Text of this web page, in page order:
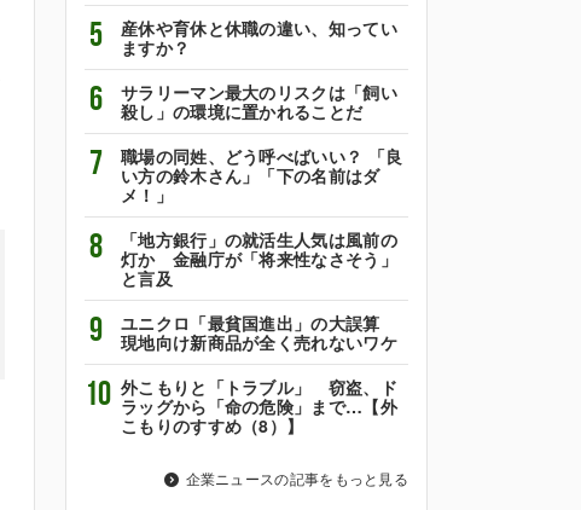
5
産休や育休と休職の違い、知ってい
ますか？
6
サラリーマン最大のリスクは「飼い
殺し」の環境に置かれることだ
7
職場の同姓、どう呼べばいい？ 「良
い方の鈴木さん」「下の名前はダ
メ！」
8
「地方銀行」の就活生人気は風前の
灯か 金融庁が「将来性なさそう」
と言及
9
ユニクロ「最貧国進出」の大誤算
現地向け新商品が全く売れないワケ
10 外こもりと「トラブル」 窃盗、ド
ラッグから「命の危険」まで…【外
こもりのすすめ（8）】
企業ニュースの記事をもっと見る